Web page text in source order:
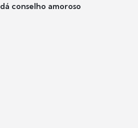
dá conselho amoroso